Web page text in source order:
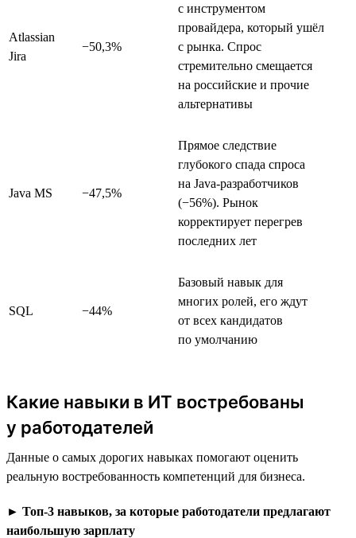
Atlassian
Jira
−50,3%
с инструментом
провайдера, который ушёл
с рынка. Спрос
стремительно смещается
на российские и прочие
альтернативы
Java MS −47,5%
Прямое следствие
глубокого спада спроса
на Java-разработчиков
(−56%). Рынок
корректирует перегрев
последних лет
SQL −44%
Базовый навык для
многих ролей, его ждут
от всех кандидатов
по умолчанию
Какие навыки в ИТ востребованы
у работодателей
Данные о самых дорогих навыках помогают оценить
реальную востребованность компетенций для бизнеса.
► Топ-3 навыков, за которые работодатели предлагают
наибольшую зарплату